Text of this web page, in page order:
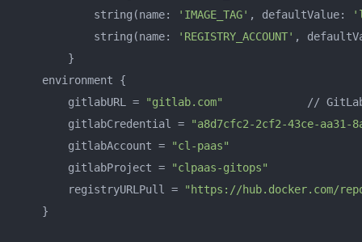
            string(name:
'IMAGE_TAG' , defaultValue:
            string(name:
'REGISTRY_ACCOUNT' ,
        }
    environment {
        gitlabURL =
"gitlab.com"
//
        gitlabCredential =
"a8d7cfc2-2cf2-43ce-aa31-
        gitlabAccount =
"cl-paas"
        gitlabProject =
"clpaas-gitops"
        registryURLPull =
"https://hub.docker.com/
    }